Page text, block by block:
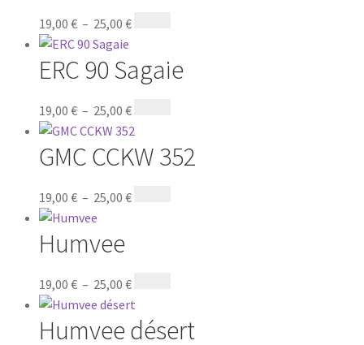
19,00 € – 25,00 €
ERC 90 Sagaie
19,00 € – 25,00 €
GMC CCKW 352
19,00 € – 25,00 €
Humvee
19,00 € – 25,00 €
Humvee désert